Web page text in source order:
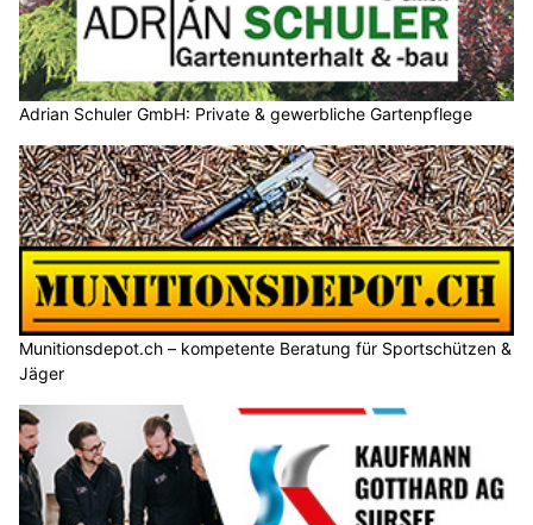
Adrian Schuler GmbH: Private & gewerbliche Gartenpflege
Munitionsdepot.ch – kompetente Beratung für Sportschützen &
Jäger